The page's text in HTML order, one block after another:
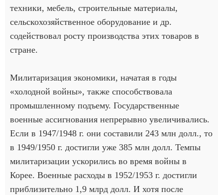
техники, мебель, строительные материалы,
сельскохозяйственное оборудование и др.
содействовал росту производства этих товаров в
стране.
Милитаризация экономики, начатая в годы
«холодной войны», также способствовала
промышленному подъему. Государственные
военные ассигнования непрерывно увеличивались.
Если в 1947/1948 г. они составили 243 млн долл., то
в 1949/1950 г. достигли уже 385 млн долл. Темпы
милитаризации ускорились во время войны в
Корее. Военные расходы в 1952/1953 г. достигли
приблизительно 1,9 млрд долл. И хотя после